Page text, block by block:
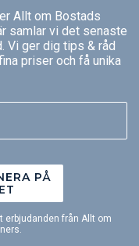
Allt om Bostads
samlar vi det senaste
Vi ger dig tips & råd
priser och få unika
PÅ
erbjudanden från Allt om